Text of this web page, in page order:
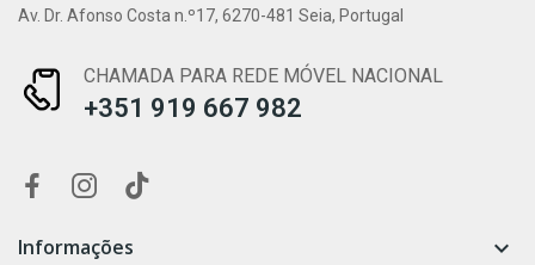
Av. Dr. Afonso Costa n.º17, 6270-481 Seia, Portugal
CHAMADA PARA REDE MÓVEL NACIONAL
+351 919 667 982
Informações 